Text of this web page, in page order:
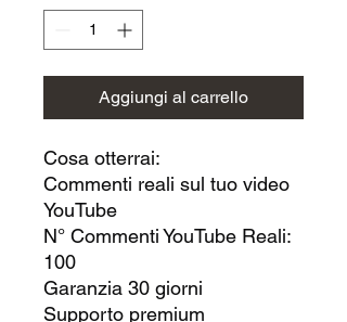
Aggiungi al carrello
Cosa otterrai:
Commenti reali sul tuo video
YouTube
N° Commenti YouTube Reali:
100
Garanzia 30 giorni
Supporto premium